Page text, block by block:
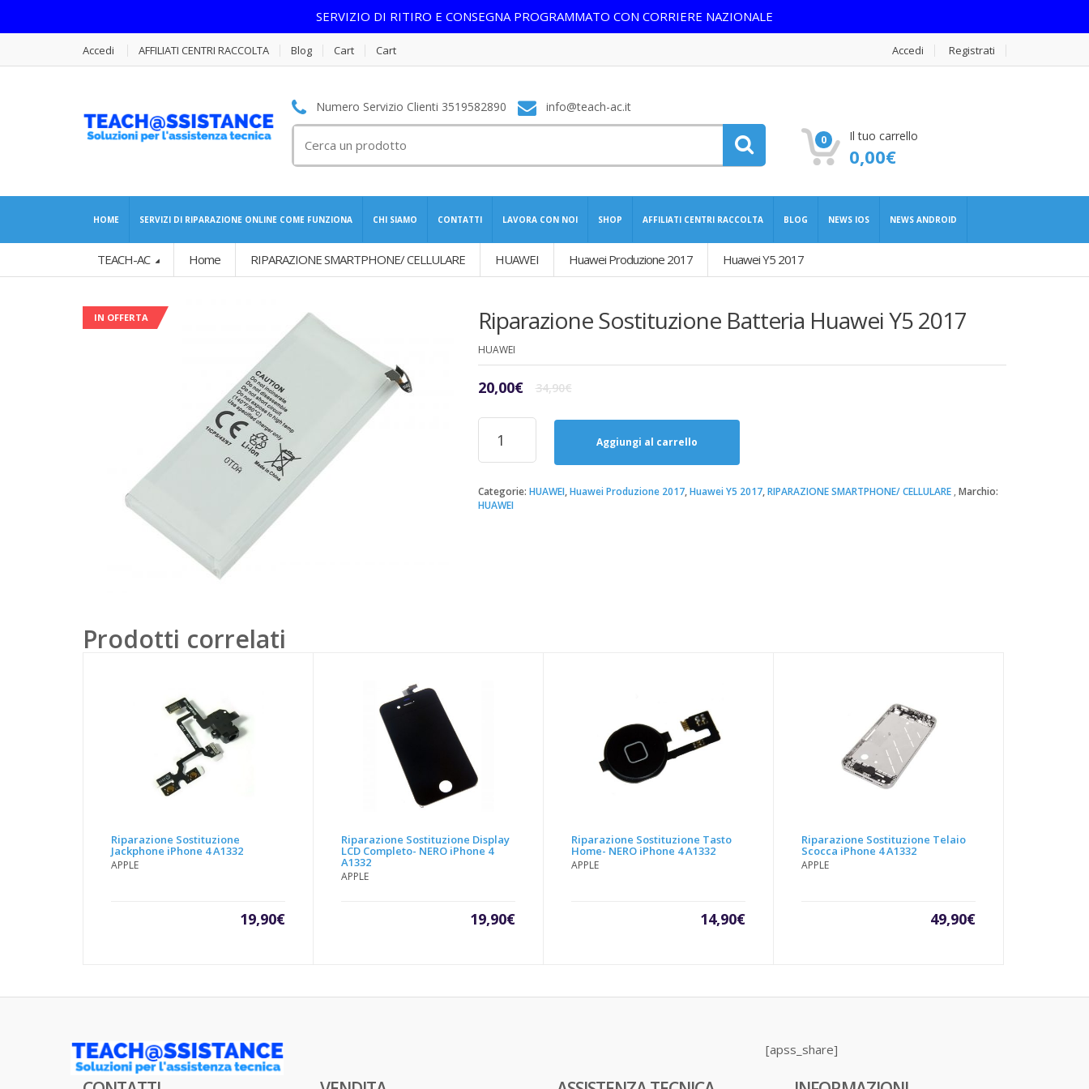
SERVIZIO DI RITIRO E CONSEGNA PROGRAMMATO CON CORRIERE NAZIONALE
Accedi AFFILIATI CENTRI RACCOLTA Blog Cart Cart Accedi Registrati
Numero Servizio Clienti 3519582890 info@teach-ac.it
per:
0 Il tuo carrello
0,00€
HOME SERVIZI DI RIPARAZIONE ONLINE COME FUNZIONA CHI SIAMO CONTATTI LAVORA CON NOI SHOP AFFILIATI CENTRI RACCOLTA BLOG NEWS IOS NEWS ANDROID
TEACH-AC Home RIPARAZIONE SMARTPHONE/ CELLULARE HUAWEI Huawei Produzione 2017 Huawei Y5 2017
IN OFFERTA Riparazione Sostituzione Batteria Huawei Y5 2017
HUAWEI
34,90€Il
originale
34,90€.
20,00€
Il
attuale
20,00€.
Riparazione
Sostituzione
Batteria
Y5
2017
Aggiungi al carrello
Categorie: HUAWEI,Huawei Produzione 2017,Huawei Y5 2017,RIPARAZIONE SMARTPHONE/ CELLULARE Marchio:
HUAWEI
Prodotti correlati
Riparazione Sostituzione
Jackphone iPhone 4 A1332
APPLE
19,90€
Riparazione Sostituzione Display
LCD Completo- NERO iPhone 4
A1332
APPLE
19,90€
Riparazione Sostituzione Tasto
Home- NERO iPhone 4 A1332
APPLE
14,90€
Riparazione Sostituzione Telaio
Scocca iPhone 4 A1332
APPLE
49,90€
[apss_share]